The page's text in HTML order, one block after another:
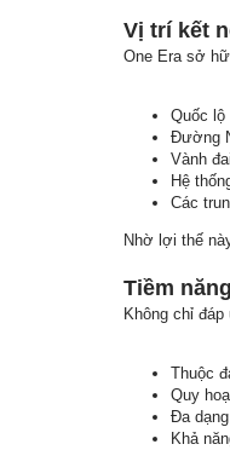
Vị trí kết
One Era sở
Quốc lộ
Đường
Vành
Hệ
Các
Nhờ lợi thế
Tiềm
Không chỉ
Thuộc
Quy
Đa
Khả